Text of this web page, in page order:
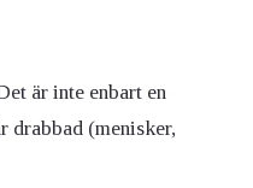
är inte enbart en
drabbad (menisker,